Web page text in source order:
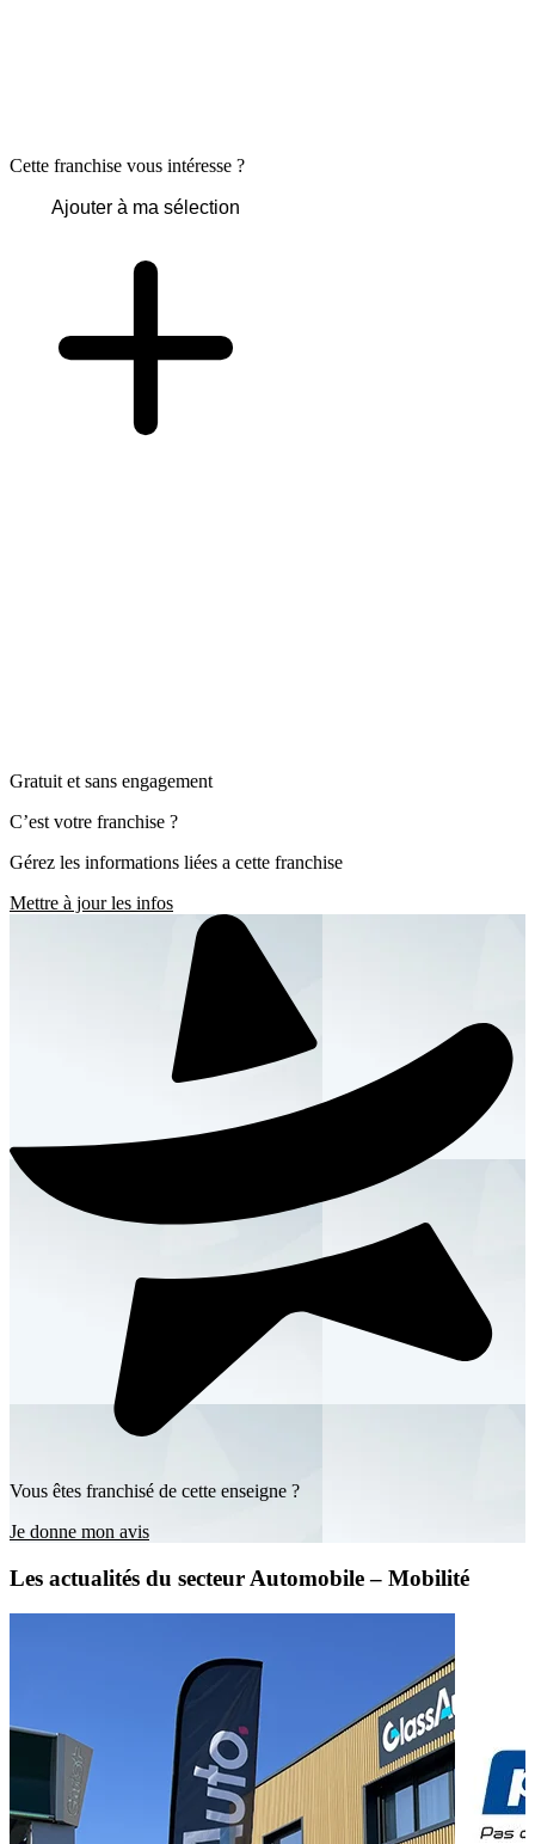
Cette franchise vous intéresse ?
Ajouter à ma sélection
Gratuit et sans engagement
C’est votre franchise ?
Gérez les informations liées a cette franchise
Mettre à jour les infos
Vous êtes franchisé de cette enseigne ?
Je donne mon avis
Les actualités du secteur Automobile – Mobilité